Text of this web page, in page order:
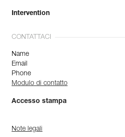
Intervention
CONTATTACI
Name
Email
Phone
Modulo di contatto
Accesso stampa
Note legali